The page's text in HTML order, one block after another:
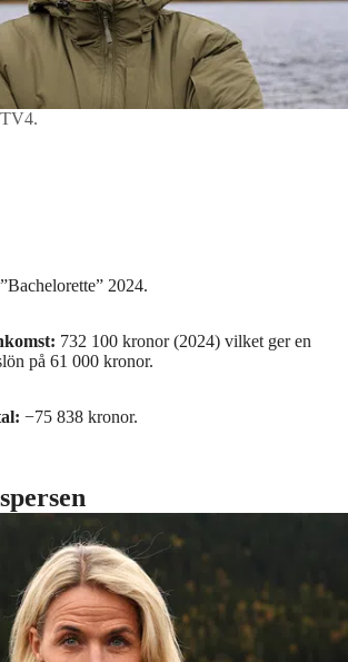
2024.
732 100 kronor (2024) vilket ger en
på 61 000 kronor.
−75 838 kronor.